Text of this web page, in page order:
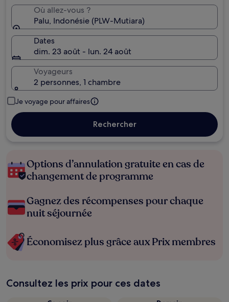
Où allez-vous ?
Palu, Indonésie (PLW-Mutiara)
Dates
dim. 23 août - lun. 24 août
Voyageurs
2 personnes, 1 chambre
Je voyage pour affaires
Rechercher
Options d’annulation gratuite en cas de
changement de programme
Gagnez des récompenses pour chaque
nuit séjournée
Économisez plus grâce aux Prix membres
Consultez les prix pour ces dates